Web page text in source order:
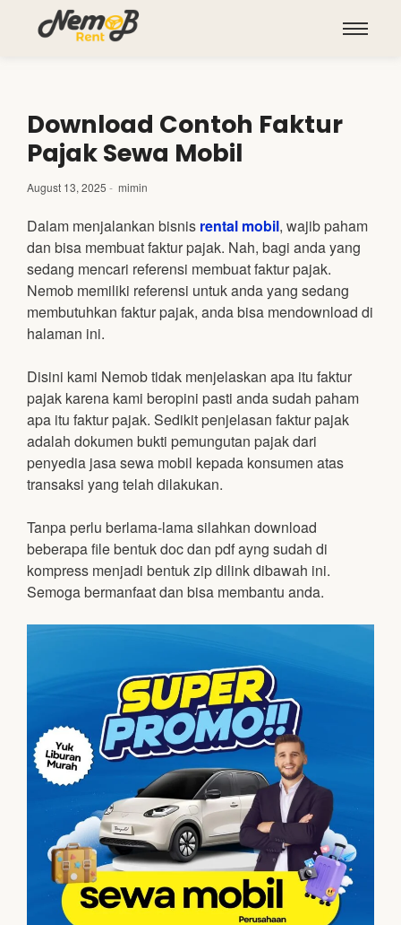
Download Contoh Faktur
Pajak Sewa Mobil
August 13, 2025 - mimin
Dalam menjalankan bisnis rental mobil, wajib paham
dan bisa membuat faktur pajak. Nah, bagi anda yang
sedang mencari referensi membuat faktur pajak.
Nemob memiliki referensi untuk anda yang sedang
membutuhkan faktur pajak, anda bisa mendownload di
halaman ini.
Disini kami Nemob tidak menjelaskan apa itu faktur
pajak karena kami beropini pasti anda sudah paham
apa itu faktur pajak. Sedikit penjelasan faktur pajak
adalah dokumen bukti pemungutan pajak dari
penyedia jasa sewa mobil kepada konsumen atas
transaksi yang telah dilakukan.
Tanpa perlu berlama-lama silahkan download
beberapa file bentuk doc dan pdf ayng sudah di
kompress menjadi bentuk zip dilink dibawah ini.
Semoga bermanfaat dan bisa membantu anda.